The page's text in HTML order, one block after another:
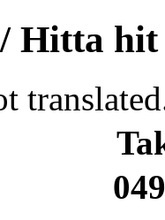
Hitta hit